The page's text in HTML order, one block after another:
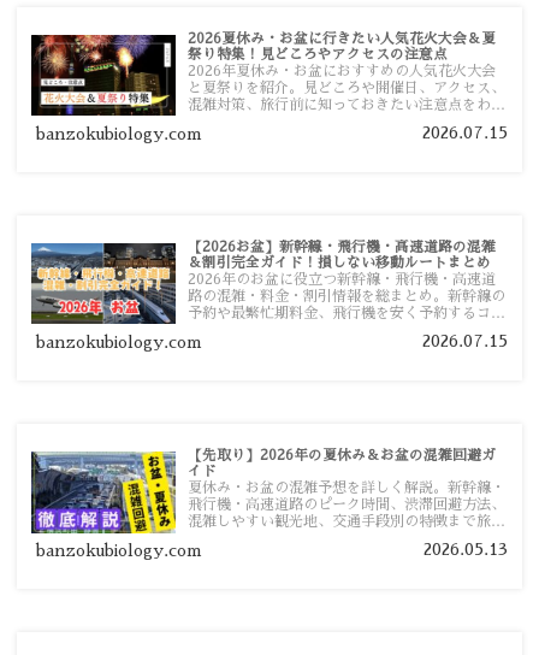
2026夏休み・お盆に行きたい人気花火大会＆夏
祭り特集！見どころやアクセスの注意点
2026年夏休み・お盆におすすめの人気花火大会
と夏祭りを紹介。見どころや開催日、アクセス、
混雑対策、旅行前に知っておきたい注意点をわか
banzokubiology.com 2026.07.15
【2026お盆】新幹線・飛行機・高速道路の混雑
＆割引完全ガイド！損しない移動ルートまとめ
2026年のお盆に役立つ新幹線・飛行機・高速道
路の混雑・料金・割引情報を総まとめ。新幹線の
予約や最繁忙期料金、飛行機を安く予約するコ
い移動方法を分かりやすく解説します。
banzokubiology.com 2026.07.15
【先取り】2026年の夏休み＆お盆の混雑回避ガ
イド
夏休み・お盆の混雑予想を詳しく解説。新幹線・
飛行機・高速道路のピーク時間、渋滞回避方法、
混雑しやすい観光地、交通手段別の特徴まで旅行
banzokubiology.com 2026.05.13